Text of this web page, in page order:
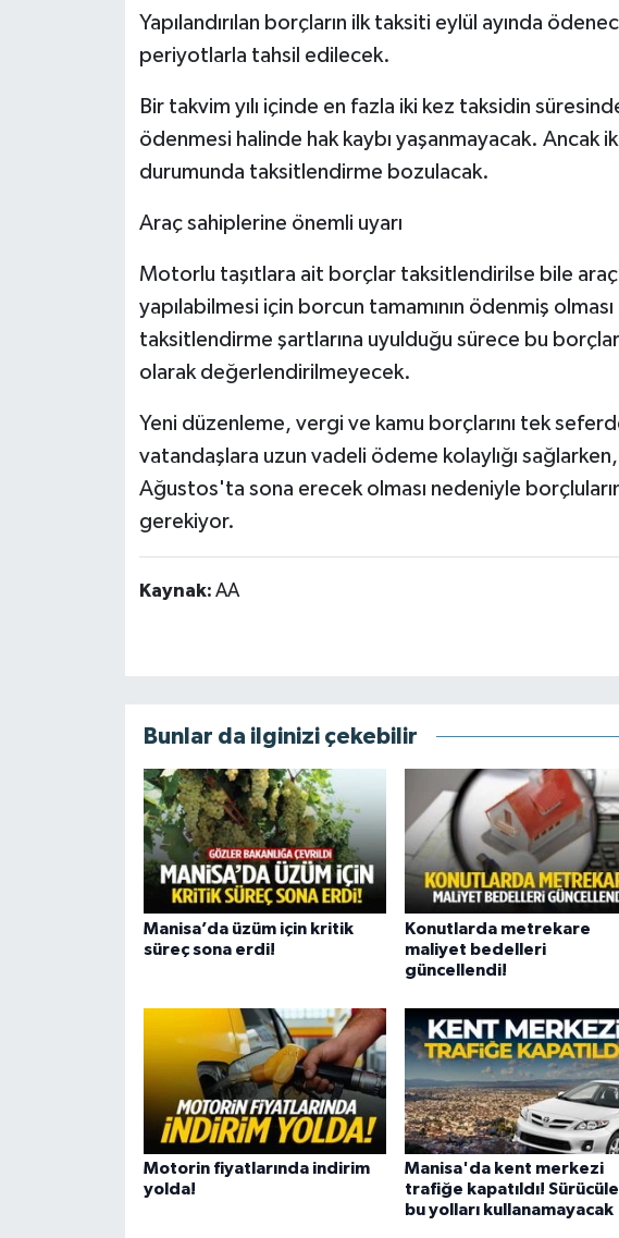
Yapılandırılan borçların ilk taksiti eylül ayında
periyotlarla tahsil edilecek.
Bir takvim yılı içinde en fazla iki kez taksidin
ödenmesi halinde hak kaybı yaşanmayacak. Ancak
durumunda taksitlendirme bozulacak.
Araç sahiplerine önemli uyarı
Motorlu taşıtlara ait borçlar taksitlendirilse bile
yapılabilmesi için borcun tamamının ödenmiş
taksitlendirme şartlarına uyulduğu sürece bu
olarak değerlendirilmeyecek.
Yeni düzenleme, vergi ve kamu borçlarını tek
vatandaşlara uzun vadeli ödeme kolaylığı
Ağustos'ta sona erecek olması nedeniyle
gerekiyor.
Kaynak: AA
Bunlar da ilginizi çekebilir
Manisa’da üzüm için kritik
süreç sona erdi!
Konutlarda metrekare
maliyet bedelleri
güncellendi!
Motorin fiyatlarında indirim
yolda!
Manisa'da kent merkezi
trafiğe kapatıldı!
bu yolları kullanamayacak